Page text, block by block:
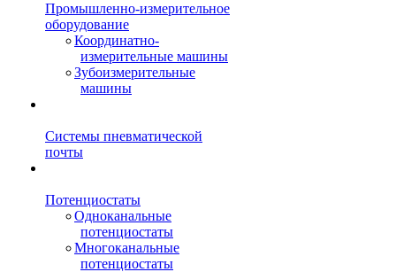
Промышленно-измерительное
оборудование
Координатно-
измерительные машины
Зубоизмерительные
машины
Системы пневматической
почты
Потенциостаты
Одноканальные
потенциостаты
Многоканальные
потенциостаты